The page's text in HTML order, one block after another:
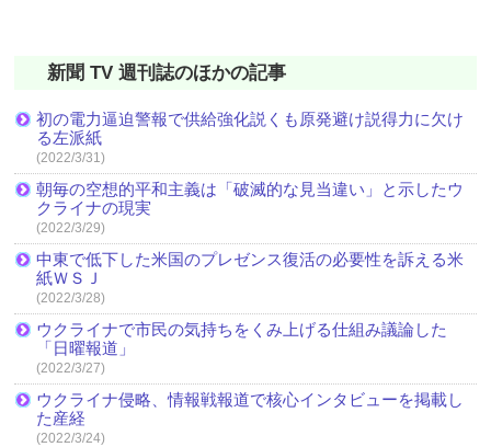
新聞 TV 週刊誌のほかの記事
初の電力逼迫警報で供給強化説くも原発避け説得力に欠け
る左派紙
(2022/3/31)
朝毎の空想的平和主義は「破滅的な見当違い」と示したウ
クライナの現実
(2022/3/29)
中東で低下した米国のプレゼンス復活の必要性を訴える米
紙ＷＳＪ
(2022/3/28)
ウクライナで市民の気持ちをくみ上げる仕組み議論した
「日曜報道」
(2022/3/27)
ウクライナ侵略、情報戦報道で核心インタビューを掲載し
た産経
(2022/3/24)